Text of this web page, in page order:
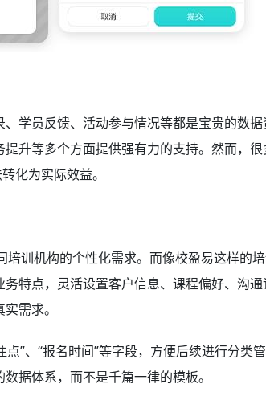
学员反馈、活动参与情况等都是宝贵的数
升等多个方面提供强有力的支持。然而，
化为实际效益。
训机构的个性化需求。而像校盈易这样的
特点，灵活设置客户信息、课程偏好、沟
需求。
点”、“报名时间”等字段，方便后续进行分类
据体系，而不是千篇一律的模板。